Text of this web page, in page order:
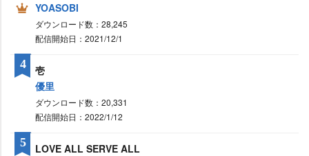
YOASOBI
ダウンロード数：28,245
配信開始日：2021/12/1
壱
優里
ダウンロード数：20,331
配信開始日：2022/1/12
4
LOVE ALL SERVE ALL
5